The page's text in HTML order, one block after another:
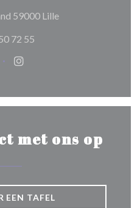
59000 Lille((opent in een
72 55
((opent in een nieuw
Instagram ((opent in een
met ons op
EEN TAFEL